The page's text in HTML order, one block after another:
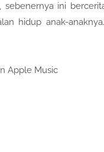
ini
hidup anak-
Apple Music